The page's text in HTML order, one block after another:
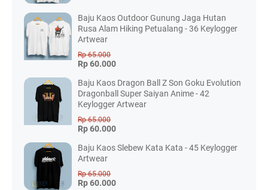
Baju Kaos Outdoor Gunung Jaga Hutan
Rusa Alam Hiking Petualang - 36 Keylogger
Artwear
Rp 65.000
Rp 60.000
Baju Kaos Dragon Ball Z Son Goku Evolution
Dragonball Super Saiyan Anime - 42
Keylogger Artwear
Rp 65.000
Rp 60.000
Baju Kaos Slebew Kata Kata - 45 Keylogger
Artwear
Rp 65.000
Rp 60.000